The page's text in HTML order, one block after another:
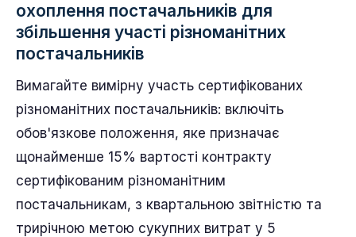
охоплення постачальників для
збільшення участі різноманітних
постачальників
Вимагайте вимірну участь сертифікованих
різноманітних постачальників: включіть
обов'язкове положення, яке призначає
щонайменше 15% вартості контракту
сертифікованим різноманітним
постачальникам, з квартальною звітністю та
трирічною метою сукупних витрат у 5